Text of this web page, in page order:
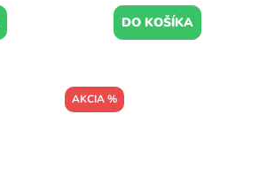
DO KOŠÍKA
AKCIA %